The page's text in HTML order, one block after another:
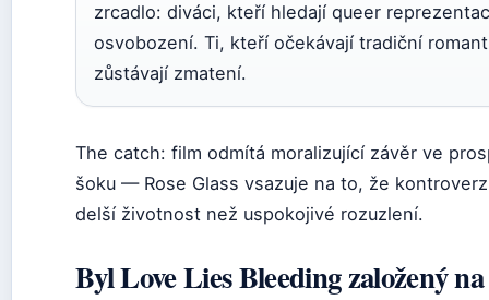
zrcadlo: diváci, kteří hledají queer
osvobození. Ti, kteří očekávají tradiční
zůstávají zmatení.
The catch: film odmítá moralizující závěr ve
šoku — Rose Glass vsazuje na to, že
delší životnost než uspokojivé rozuzlení.
Byl Love Lies Bleeding založený